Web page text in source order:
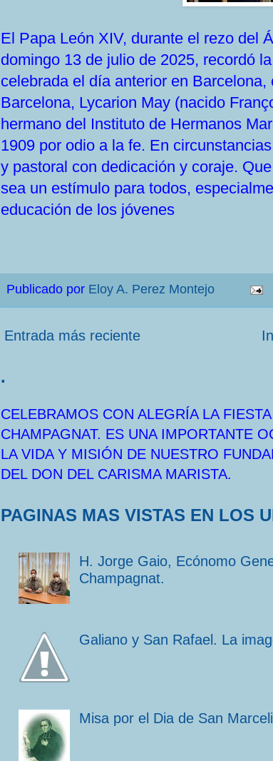
El Papa León XIV, durante el rezo del
domingo 13 de julio de 2025, recordó
celebrada el día anterior en
Barcelona, Lycarion May (nacido
hermano del Instituto de Hermanos
1909 por odio a la fe. En
y pastoral con dedicación y coraje.
sea un estímulo para todos,
educación de los jóvenes
Publicado por Eloy A. Perez Montejo
Entrada más reciente
.
CELEBRAMOS CON ALEGRÍA LA
CHAMPAGNAT. ES UNA IMPORTANTE
LA VIDA Y MISIÓN DE NUESTRO
DEL DON DEL CARISMA MARISTA.
PAGINAS MAS VISTAS EN LOS
H. Jorge Gaio, Ecónomo
Champagnat.
Galiano y San Rafael. La
Misa por el Dia de San